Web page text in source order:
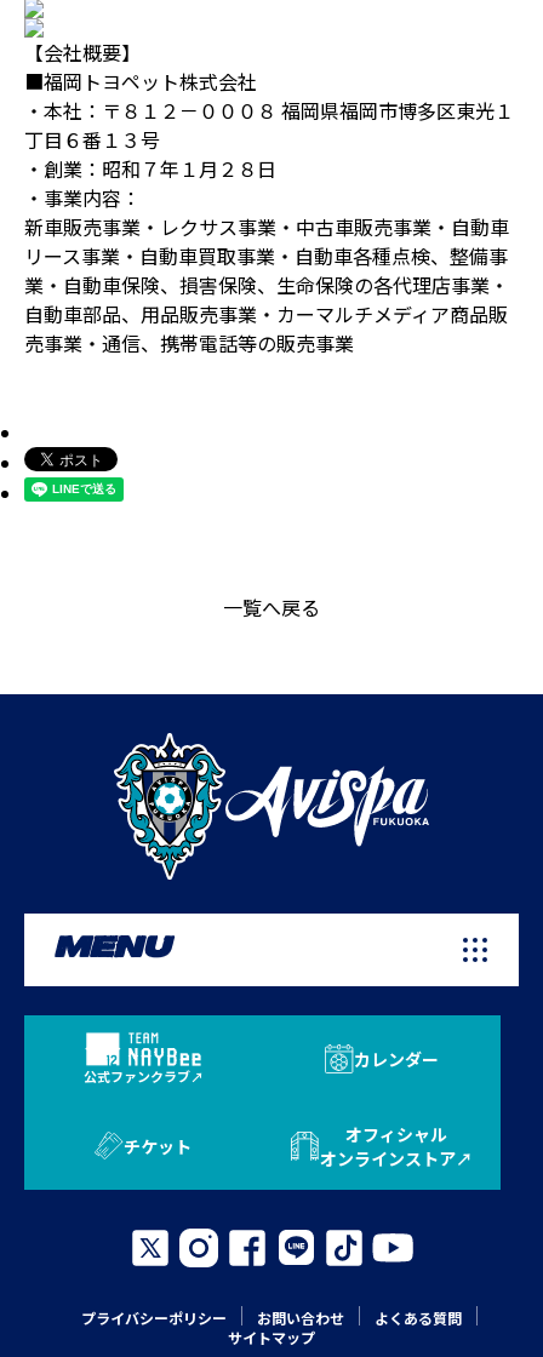
【会社概要】
■福岡トヨペット株式会社
・本社：〒８１２－０００８ 福岡県福岡市博多区東光１
丁目６番１３号
・創業：昭和７年１月２８日
・事業内容：
新車販売事業・レクサス事業・中古車販売事業・自動車
リース事業・自動車買取事業・自動車各種点検、整備事
業・自動車保険、損害保険、生命保険の各代理店事業・
自動車部品、用品販売事業・カーマルチメディア商品販
売事業・通信、携帯電話等の販売事業
一覧へ戻る
MENU
公式ファンクラブ
カレンダー
チケット
オフィシャル
オンラインストア
プライバシーポリシー お問い合わせ
よくある質問
サイトマップ